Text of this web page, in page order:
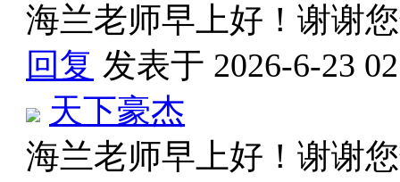
海兰老师早上好！谢谢
回复 发表于 2026-6-23
天下豪杰
海兰老师早上好！谢谢